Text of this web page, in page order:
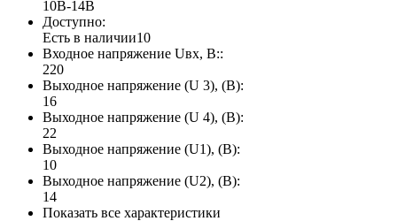
10В-14В
Доступно:
Есть в наличии10
Входное напряжение Uвх, В::
220
Выходное напряжение (U 3), (В):
16
Выходное напряжение (U 4), (В):
22
Выходное напряжение (U1), (В):
10
Выходное напряжение (U2), (В):
14
Показать все характеристики